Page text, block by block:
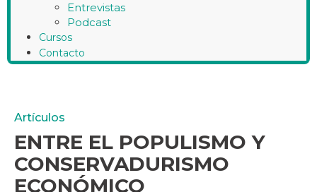
Entrevistas
Podcast
Cursos
Contacto
Artículos
ENTRE EL POPULISMO Y
CONSERVADURISMO
ECONÓMICO